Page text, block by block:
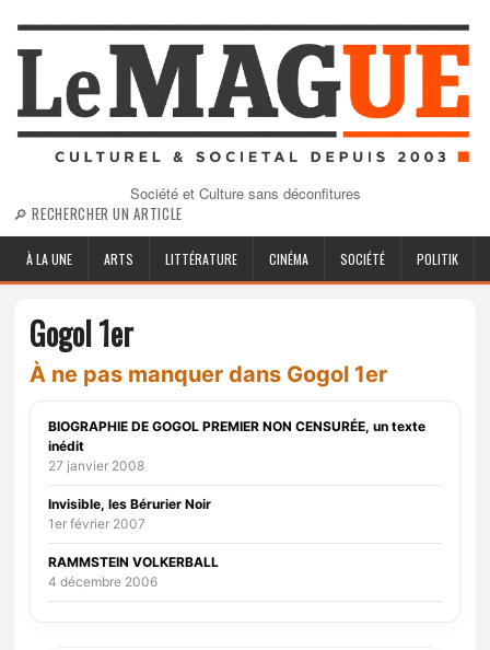
Société et Culture sans déconfitures
🔎 RECHERCHER UN ARTICLE
À LA UNE ARTS LITTÉRATURE CINÉMA SOCIÉTÉ POLITIK
Gogol 1er
À ne pas manquer dans Gogol 1er
BIOGRAPHIE DE GOGOL PREMIER NON CENSURÉE, un texte
inédit
27 janvier 2008
Invisible, les Bérurier Noir
1er février 2007
RAMMSTEIN VOLKERBALL
4 décembre 2006